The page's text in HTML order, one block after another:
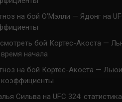
на бой О’Мэлли — Ядонг на
бой Кортес-Акоста —
время начала
на бой Кортес-Акоста —
коэффициенты
Сильва на UFC 324: